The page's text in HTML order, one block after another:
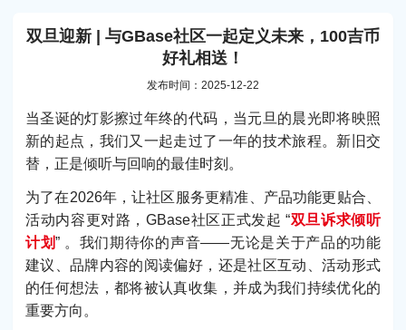
双旦迎新 | 与GBase社区一起定义未来，100吉币
好礼相送！
发布时间：2025-12-22
当圣诞的灯影擦过年终的代码，当元旦的晨光即将映照
新的起点，我们又一起走过了一年的技术旅程。新旧交
替，正是倾听与回响的最佳时刻。
为了在2026年，让社区服务更精准、产品功能更贴合、
活动内容更对路，GBase社区正式发起 “双旦诉求倾听
计划” 。我们期待你的声音——无论是关于产品的功能
建议、品牌内容的阅读偏好，还是社区互动、活动形式
的任何想法，都将被认真收集，并成为我们持续优化的
重要方向。